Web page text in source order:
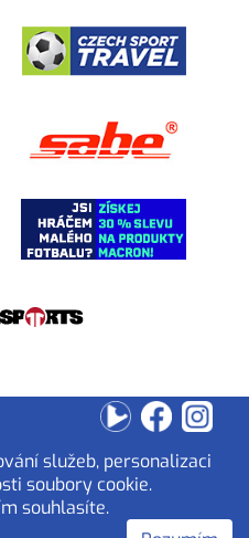
služeb, personalizaci
soubory cookie.
souhlasíte.